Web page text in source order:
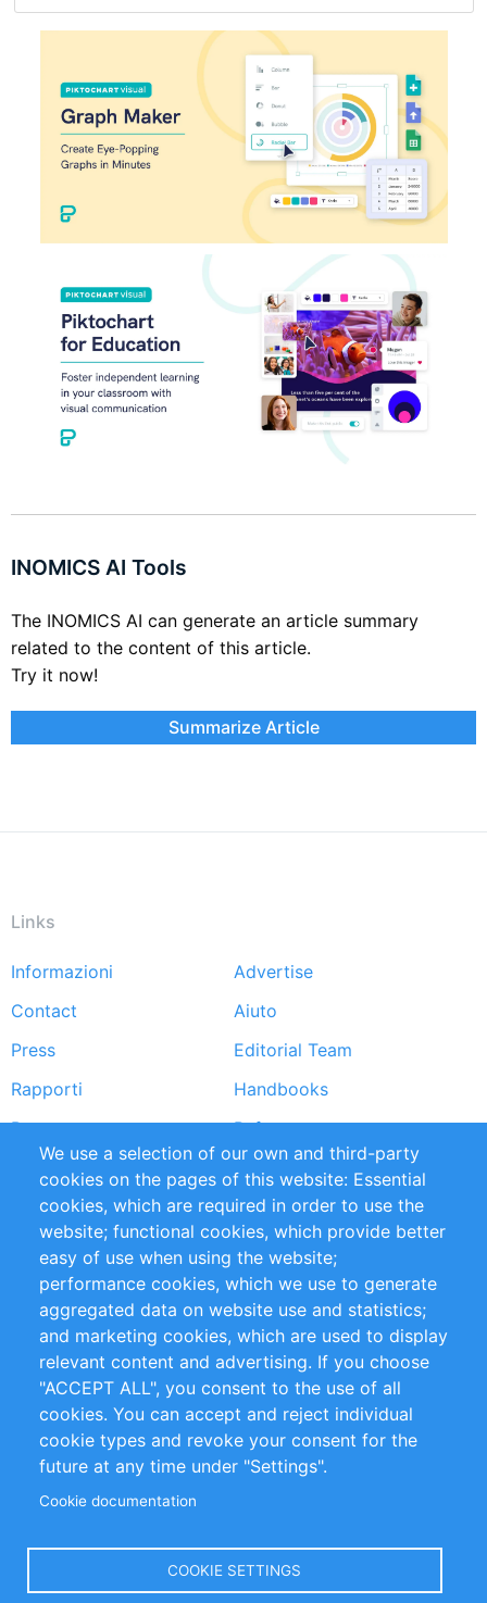
INOMICS AI Tools
The INOMICS AI can generate an article summary
related to the content of this article.
Try it now!
Summarize Article
Links
Footer
menu
Informazioni
Advertise
Contact
Aiuto
Press
Editorial Team
Rapporti
Handbooks
Partners
Referenze
RSS Feed
Sustainability
Privacy Policy
Terms and Conditions
Impressum
Customer Support
+49 (0)30 - 2084712 50
info@inomics.com
Follow Us
We use a selection of our own and third-party
cookies on the pages of this website: Essential
cookies, which are required in order to use the
website; functional cookies, which provide better
easy of use when using the website;
performance cookies, which we use to generate
aggregated data on website use and statistics;
and marketing cookies, which are used to display
relevant content and advertising. If you choose
"ACCEPT ALL", you consent to the use of all
cookies. You can accept and reject individual
cookie types and revoke your consent for the
future at any time under "Settings".
Cookie documentation
COOKIE SETTINGS